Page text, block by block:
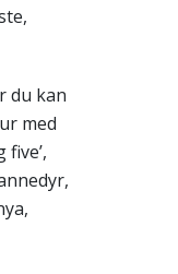
du kan
med